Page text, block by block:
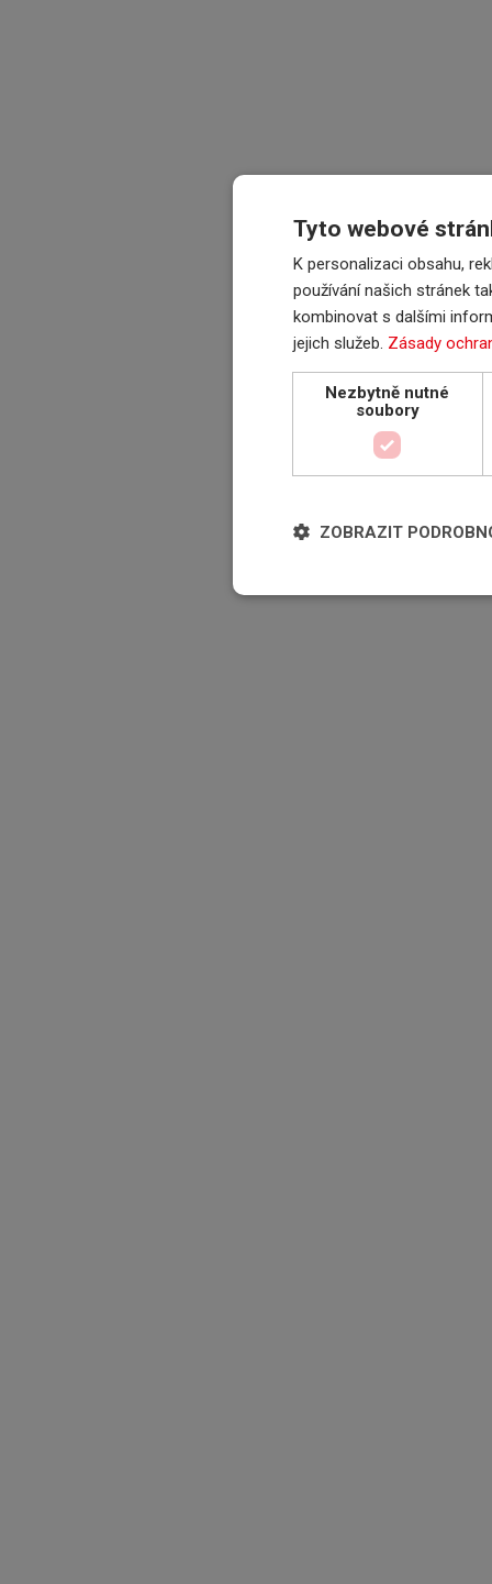
Tyto webové
K personalizaci obsahu,
používání našich stránek
kombinovat s dalšími
jejich služeb. Zásady
Nezbytně nutné
soubory
ZOBRAZIT